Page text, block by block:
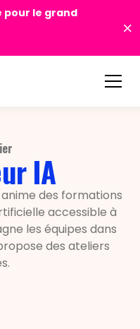
pour le grand
IA
des formations
accessible à
les équipes dans
des ateliers